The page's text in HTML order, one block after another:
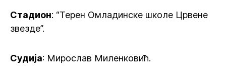
Стадион: “Терен Омладинске школе Црвене
звезде”.
Судија: Мирослав Миленковић.